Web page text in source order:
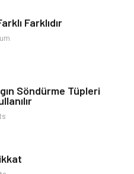
göz sağlığı
Veteriner
Farklıdır
Söndürme Tüpleri